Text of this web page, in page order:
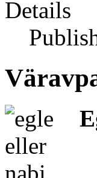
Details